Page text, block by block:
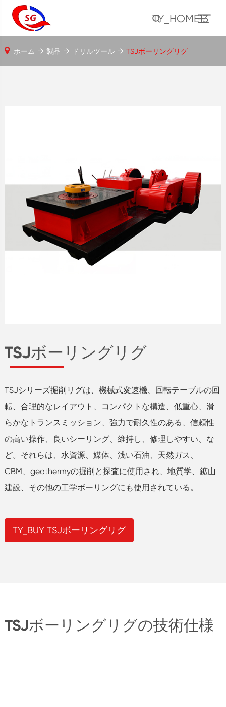
TY_HOME13
TSJボーリングリグ
TSJシリーズ掘削リグは、機械式変速機、回転テーブルの回
転、合理的なレイアウト、コンパクトな構造、低重心、滑
らかなトランスミッション、強力で耐久性のある、信頼性
の高い操作、良いシーリング、維持し、修理しやすい、な
ど。それらは、水資源、媒体、浅い石油、天然ガス、
CBM、geothermyの掘削と探査に使用され、地質学、鉱山
建設、その他の工学ボーリングにも使用されている。
TY_BUY TSJボーリングリグ
ホーム 製品 ドリルツール TSJボーリングリグ
TSJボーリングリグの技術仕様